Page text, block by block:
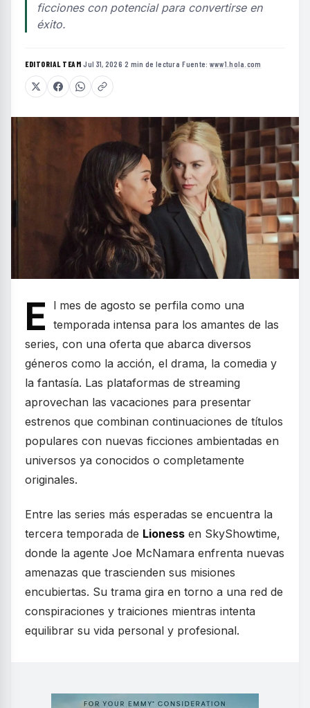
ficciones con potencial para convertirse en
éxito.
EDITORIAL TEAM·Jul 31, 2026·2 min de lectura·Fuente: www1.hola.com
E
l mes de agosto se perfila como una
temporada intensa para los amantes de las
series, con una oferta que abarca diversos
géneros como la acción, el drama, la comedia y
la fantasía. Las plataformas de streaming
aprovechan las vacaciones para presentar
estrenos que combinan continuaciones de títulos
populares con nuevas ficciones ambientadas en
universos ya conocidos o completamente
originales.
Entre las series más esperadas se encuentra la
tercera temporada de Lioness en SkyShowtime,
donde la agente Joe McNamara enfrenta nuevas
amenazas que trascienden sus misiones
encubiertas. Su trama gira en torno a una red de
conspiraciones y traiciones mientras intenta
equilibrar su vida personal y profesional.